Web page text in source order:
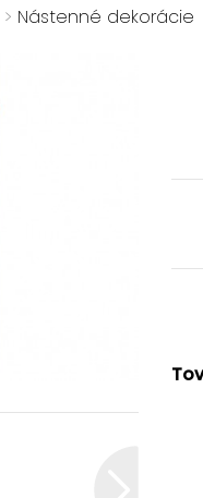
> Nástenné dekorácie